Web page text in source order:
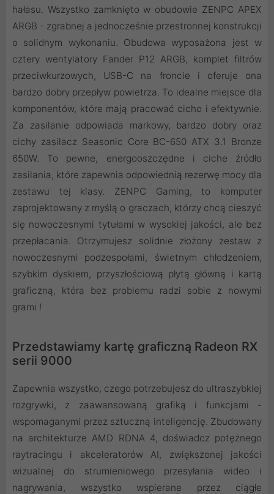
hałasu. Wszystko zamknięto w obudowie ZENPC APEX
ARGB - zgrabnej a jednocześnie przestronnej konstrukcji
o solidnym wykonaniu. Obudowa wyposażona jest w
cztery wentylatory Fander P12 ARGB, komplet filtrów
przeciwkurzowych, USB-C na froncie i oferuje ona
bardzo dobry przepływ powietrza. To idealne miejsce dla
komponentów, które mają pracować cicho i efektywnie.
Za zasilanie odpowiada markowy, bardzo dobry oraz
cichy zasilacz Seasonic Core BC-650 ATX 3.1 Bronze
650W. To pewne, energooszczędne i ciche źródło
zasilania, które zapewnia odpowiednią rezerwę mocy dla
zestawu tej klasy. ZENPC Gaming, to komputer
zaprojektowany z myślą o graczach, którzy chcą cieszyć
się nowoczesnymi tytułami w wysokiej jakości, ale bez
przepłacania. Otrzymujesz solidnie złożony zestaw z
nowoczesnymi podzespołami, świetnym chłodzeniem,
szybkim dyskiem, przyszłościową płytą główną i kartą
graficzną, która bez problemu radzi sobie z nowymi
grami !
Przedstawiamy kartę graficzną Radeon RX
serii 9000
Zapewnia wszystko, czego potrzebujesz do ultraszybkiej
rozgrywki, z zaawansowaną grafiką i funkcjami -
wspomaganymi przez sztuczną inteligencję. Zbudowany
na architekturze AMD RDNA 4, doświadcz potężnego
raytracingu i akceleratorów AI, zwiększonej jakości
wizualnej do strumieniowego przesyłania wideo i
nagrywania, wszystko wspierane przez ciągłe